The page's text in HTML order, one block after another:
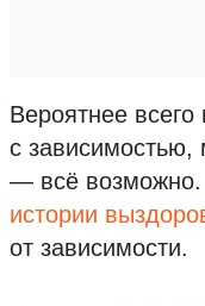
Вероятнее
с
— всё возможно.
истории
от зависимости.